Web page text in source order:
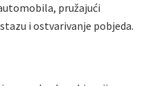
pružajući
i ostvarivanje pobjeda.